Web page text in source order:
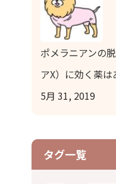
ポメラニアンの
アX）に効く薬
5月 31, 2019
タグ⼀覧